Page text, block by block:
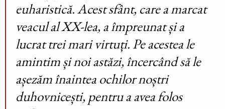
euharistică. Acest sfânt, care a marcat
veacul al XX-lea, a împreunat și a
lucrat trei mari virtuți. Pe acestea le
amintim și noi astăzi, încercând să le
așezăm înaintea ochilor noștri
duhovnicești, pentru a avea folos